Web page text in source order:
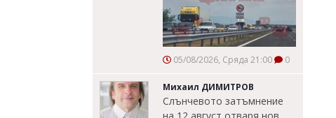
05/08/2026, Сряда 21:00 0
Михаил ДИМИТРОВ
Слънчевото затъмнение